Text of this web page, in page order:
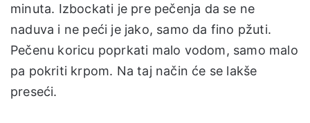
minuta. Izbockati je pre pečenja da se ne
naduva i ne peći je jako, samo da fino pžuti.
Pečenu koricu poprkati malo vodom, samo malo
pa pokriti krpom. Na taj način će se lakše
preseći.